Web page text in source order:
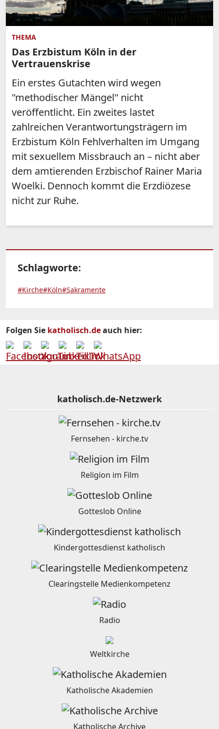
THEMA
Das Erzbistum Köln in der
Vertrauenskrise
Ein erstes Gutachten wird wegen
"methodischer Mängel" nicht
veröffentlicht. Ein zweites lastet
zahlreichen Verantwortungsträgern im
Erzbistum Köln Fehlverhalten im Umgang
mit sexuellem Missbrauch an – nicht aber
dem amtierenden Erzbischof Rainer Maria
Woelki. Dennoch kommt die Erzdiözese
nicht zur Ruhe.
Schlagworte:
#Kirche#Köln#Sakramente
Folgen Sie katholisch.deauch hier:
katholisch.de-Netzwerk
Fernsehen - kirche.tv
Religion im Film
Gotteslob Online
Kindergottesdienst katholisch
Clearingstelle Medienkompetenz
Radio
Weltkirche
Katholische Akademien
Katholische Archive